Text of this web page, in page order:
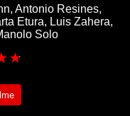
Antonio Resines,
Etura, Luis Zahera,
Solo